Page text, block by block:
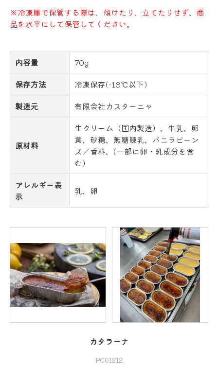
※冷凍庫で保管する際は、傾けたり、立てたりせず、商
品を水平にして保管してください。
内容量
70g
保存方法
冷凍保存(-18℃以下)
製造元
有限会社カスターニャ
原材料
生クリーム（国内製造）、牛乳、卵
黄、砂糖、無糖練乳、バニラビーン
ズ／香料、(一部に卵・乳成分を含
む)
アレルギー表
示
乳、卵
カタラーナ
PC01212